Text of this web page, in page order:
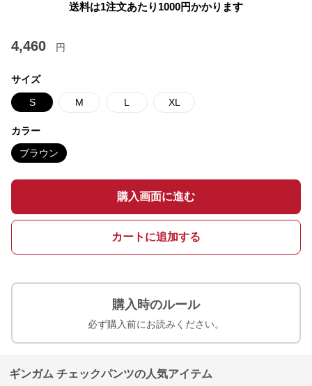
送料は1注文あたり 1000円かかります
4,460 円
サイズ
S M L XL
カラー
ブラウン
購入画面に進む
カートに追加する
購入時のルール
必ず購入前にお読みください。
ギンガム チェックパンツの人気アイテム